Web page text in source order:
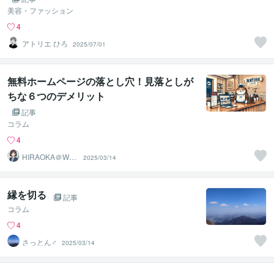
美容・ファッション
4
アトリエ ひろ
2025/07/01
無料ホームページの落とし穴！見落としが
ちな６つのデメリット
記事
コラム
4
HIRAOKA＠Web
2025/03/14
縁を切る
記事
コラム
4
さっとん♂
2025/03/14